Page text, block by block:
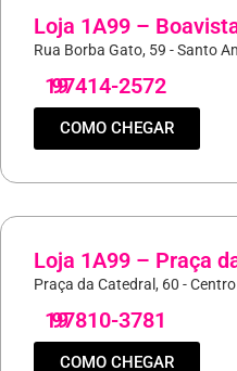
Loja 1A99 –
Rua Borba Gato, 59 - Santo
19
97414-2572
COMO CHEGAR
Loja 1A99 – Praça
Praça da Catedral, 60 -
19
97810-3781
COMO CHEGAR